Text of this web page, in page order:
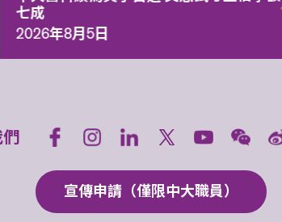
七成
2026年8月5日
宣傳申請（僅限中大職員）